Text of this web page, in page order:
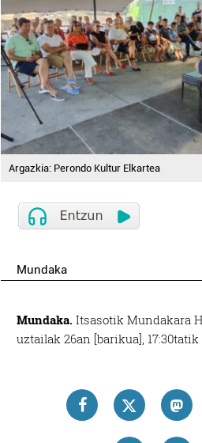
Argazkia: Perondo Kultur Elkartea
Mundaka
Mundaka.Itsasotik Mundakara
uztailak 26an [barikua], 17:30tatik